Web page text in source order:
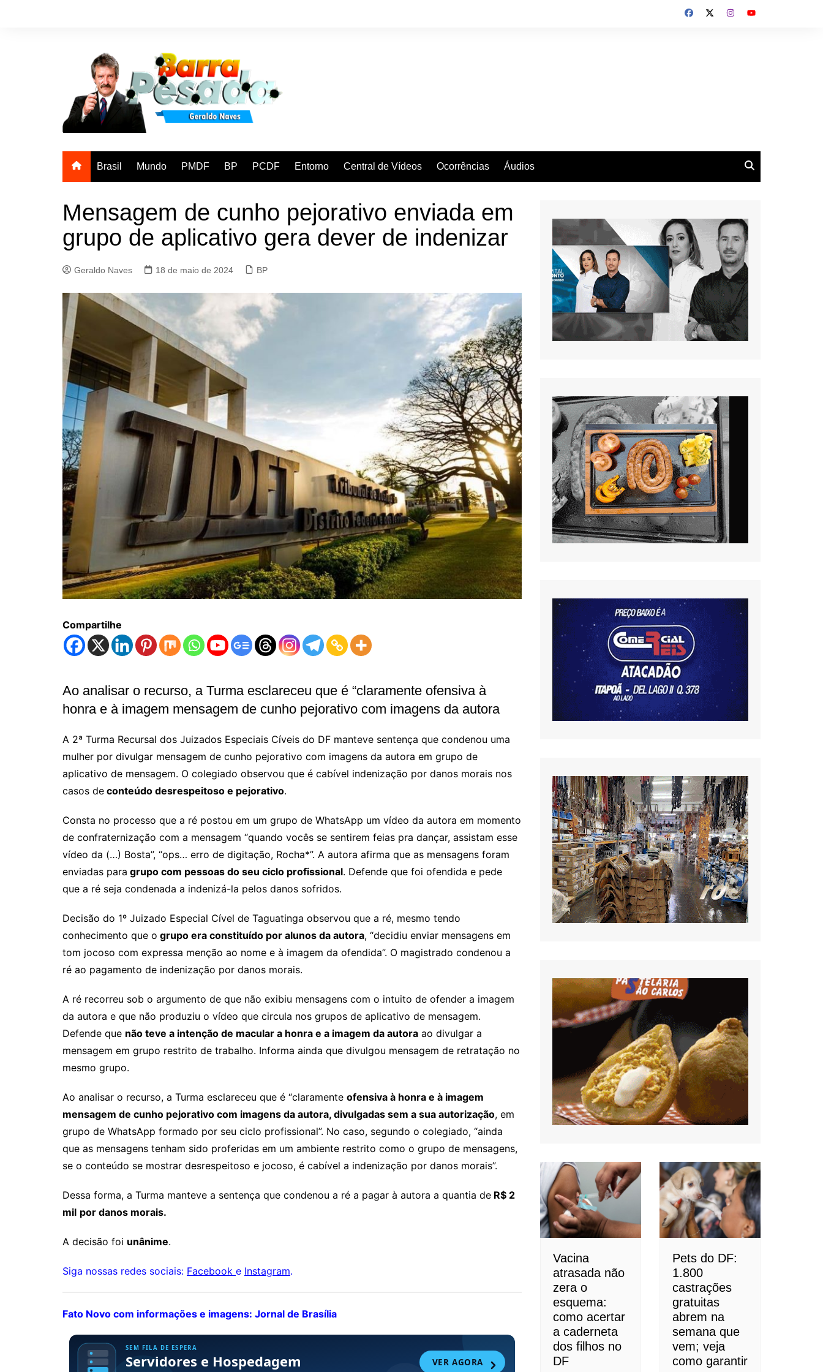
Brasil Mundo PMDF BP PCDF Entorno Central de Vídeos Ocorrências Áudios
Mensagem de cunho pejorativo enviada em
grupo de aplicativo gera dever de indenizar
Geraldo Naves 18 de maio de 2024 BP
Compartilhe
Ao analisar o recurso, a Turma esclareceu que é “claramente ofensiva à
honra e à imagem mensagem de cunho pejorativo com imagens da autora
A 2ª Turma Recursal dos Juizados Especiais Cíveis do DF manteve sentença que condenou uma
mulher por divulgar mensagem de cunho pejorativo com imagens da autora em grupo de
aplicativo de mensagem. O colegiado observou que é cabível indenização por danos morais nos
casos de conteúdo desrespeitoso e pejorativo.
Consta no processo que a ré postou em um grupo de WhatsApp um vídeo da autora em momento
de confraternização com a mensagem “quando vocês se sentirem feias pra dançar, assistam esse
vídeo da (…) Bosta”, “ops… erro de digitação, Rocha*”. A autora afirma que as mensagens foram
enviadas para grupo com pessoas do seu ciclo profissional. Defende que foi ofendida e pede
que a ré seja condenada a indenizá-la pelos danos sofridos.
Decisão do 1º Juizado Especial Cível de Taguatinga observou que a ré, mesmo tendo
conhecimento que o grupo era constituído por alunos da autora, “decidiu enviar mensagens em
tom jocoso com expressa menção ao nome e à imagem da ofendida”. O magistrado condenou a
ré ao pagamento de indenização por danos morais.
A ré recorreu sob o argumento de que não exibiu mensagens com o intuito de ofender a imagem
da autora e que não produziu o vídeo que circula nos grupos de aplicativo de mensagem.
Defende que não teve a intenção de macular a honra e a imagem da autora ao divulgar a
mensagem em grupo restrito de trabalho. Informa ainda que divulgou mensagem de retratação no
mesmo grupo.
Ao analisar o recurso, a Turma esclareceu que é “claramente ofensiva à honra e à imagem
mensagem de cunho pejorativo com imagens da autora, divulgadas sem a sua autorização, em
grupo de WhatsApp formado por seu ciclo profissional”. No caso, segundo o colegiado, “ainda
que as mensagens tenham sido proferidas em um ambiente restrito como o grupo de mensagens,
se o conteúdo se mostrar desrespeitoso e jocoso, é cabível a indenização por danos morais”.
Dessa forma, a Turma manteve a sentença que condenou a ré a pagar à autora a quantia de R$ 2
mil por danos morais.
A decisão foi unânime.
Siga nossas redes sociais: Facebook e Instagram.
Fato Novo com informações e imagens: Jornal de Brasília
Vacina
atrasada não
zera o
esquema:
como acertar
a caderneta
dos filhos no
DF
Pets do DF:
1.800
castrações
gratuitas
abrem na
semana que
vem; veja
como garantir